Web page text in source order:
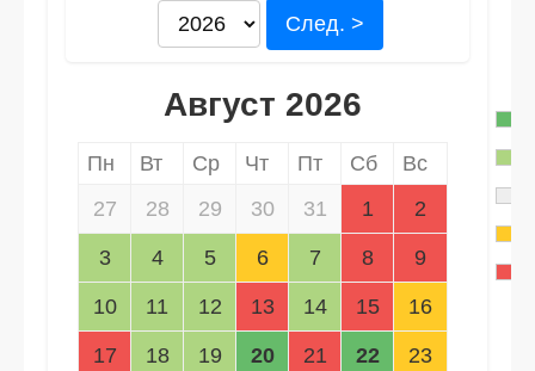
След. >
Август 2026
Пн Вт Ср Чт Пт Сб
Вс
27
28 29 30 31 1 2
3 4 5 6 7 8 9
10 11 12 13 14 15 16
17 18 19 20 21 22 23